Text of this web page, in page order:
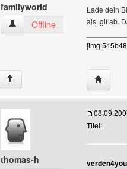
familyworld
familyworld Benutzer-Profile
Offline
Lade dein
als .gif ab.
↑ Website
thomas-h
Titel: